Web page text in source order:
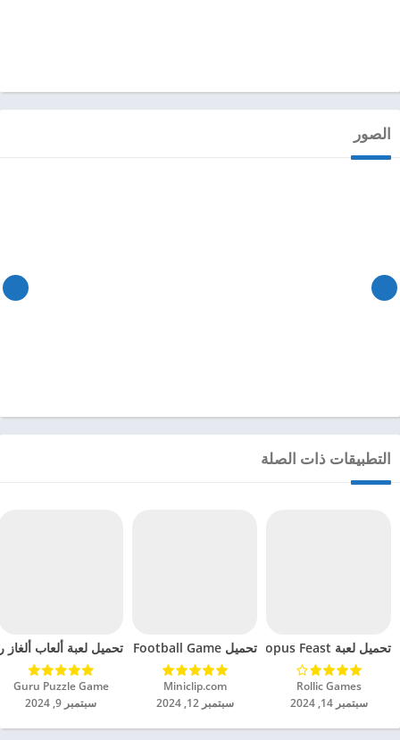
الصور
التطبيقات ذات الصلة
تحميل لعبة Octopus Feast مهكرة للاندرويد 2024
Rollic Games‏
سبتمبر 14, 2024
تحميل Soccer Hero PvP Football Game مهكرة للاندرويد 2024
Miniclip.com‏
سبتمبر 12, 2024
تحميل لعبة ألعاب ألغاز
Guru Puzzle Game‏
سبتمبر 9, 2024